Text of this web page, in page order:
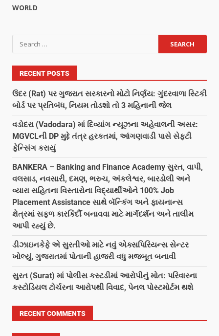
WORLD
RECENT POSTS
ઉંદર (Rat) પર ગુજરાત સરકારનો મોટો નિર્ણય: ગુંદરવાળા સ્ટિકી
બોર્ડ પર પ્રતિબંધ, નિયમ તોડશો તો 3 મહિનાની જેલ
વડોદરા (Vadodara) માં દિવ્યાંગ ન્યૂઝના અહેવાલની અસર:
MGVCLની DP મુદ્દે તંત્ર હરકતમાં, આંગણવાડી પાસે સેફ્ટી
ફેન્સિંગ કરાયું
BANKERA – Banking and Finance Academy સુરત, વાપી,
વલસાડ, નવસારી, દમણ, ભરુચ, અંકલેશ્વર, બારડોલી અને
વ્યારા સહિતના વિસ્તારોના વિદ્યાર્થીઓને 100% Job
Placement Assistance સાથે બૅન્કિંગ અને ફાયનાન્સ
ક્ષેત્રમાં સફળ કારકિર્દી બનાવવા માટે માર્ગદર્શન અને તાલીમ
આપી રહ્યું છે.
ડીઝાઇનકેફે એ સુરતીઓ માટે નવું એક્સપિરિયન્સ સેન્ટર
ખોલ્યું, ગુજરાતમાં પોતાની હાજરી વધુ મજબૂત બનાવી
સુરત (Surat) માં પોલીસ કસ્ટડીમાં આરોપીનું મોત: પરિવારના
કસ્ટોડિયલ ટોર્ચરના આરોપથી વિવાદ, પેનલ પોસ્ટમોર્ટમ થશે
RECENT COMMENTS